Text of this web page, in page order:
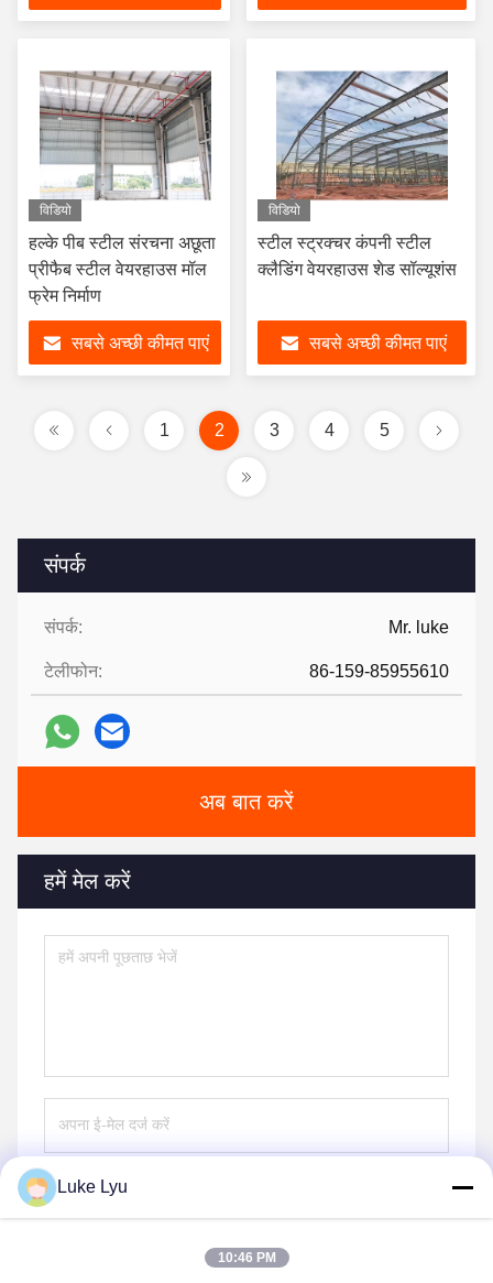
संपर्क
संपर्क: Mr. luke
टेलीफोन: 86-159-85955610
अब बात करें
हमें मेल करें
भेजना
विडियो
हल्के पीब स्टील संरचना अछूता
प्रीफैब स्टील वेयरहाउस मॉल
फ्रेम निर्माण
सबसे अच्छी कीमत पाएं
विडियो
स्टील स्ट्रक्चर कंपनी स्टील
क्लैडिंग वेयरहाउस शेड सॉल्यूशंस
सबसे अच्छी कीमत पाएं
1 2 3 4 5
Luke Lyu
10:46 PM